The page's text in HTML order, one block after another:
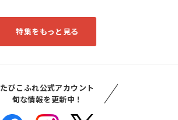
特集をもっと見る
たびこふれ公式アカウント
旬な情報を更新中！